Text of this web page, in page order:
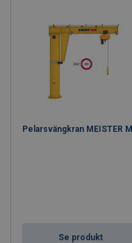
Pelarsvängkran MEISTER M
Se produkt